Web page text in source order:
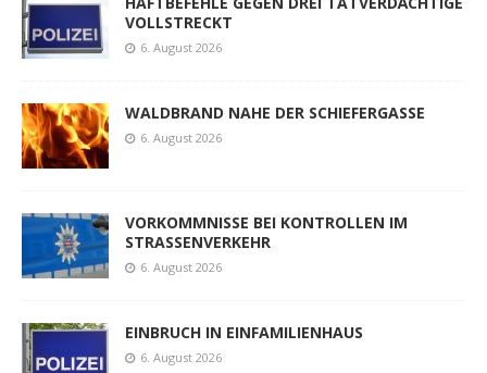
VOLLSTRECKT
6. August 2026
WALDBRAND NAHE DER SCHIEFERGASSE
6. August 2026
VORKOMMNISSE BEI KONTROLLEN IM
STRASSENVERKEHR
6. August 2026
EINBRUCH IN EINFAMILIENHAUS
6. August 2026